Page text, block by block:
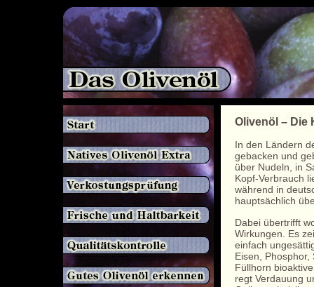
Olivenöl – Die
In den Ländern
gebacken und
über Nudeln, in
Kopf-Verbrauch
während in
hauptsächlich
Dabei übertrifft
Wirkungen. Es
einfach
Eisen,
Füllhorn
regt Verdauung